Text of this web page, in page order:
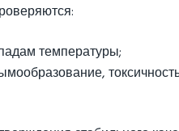
температуры;